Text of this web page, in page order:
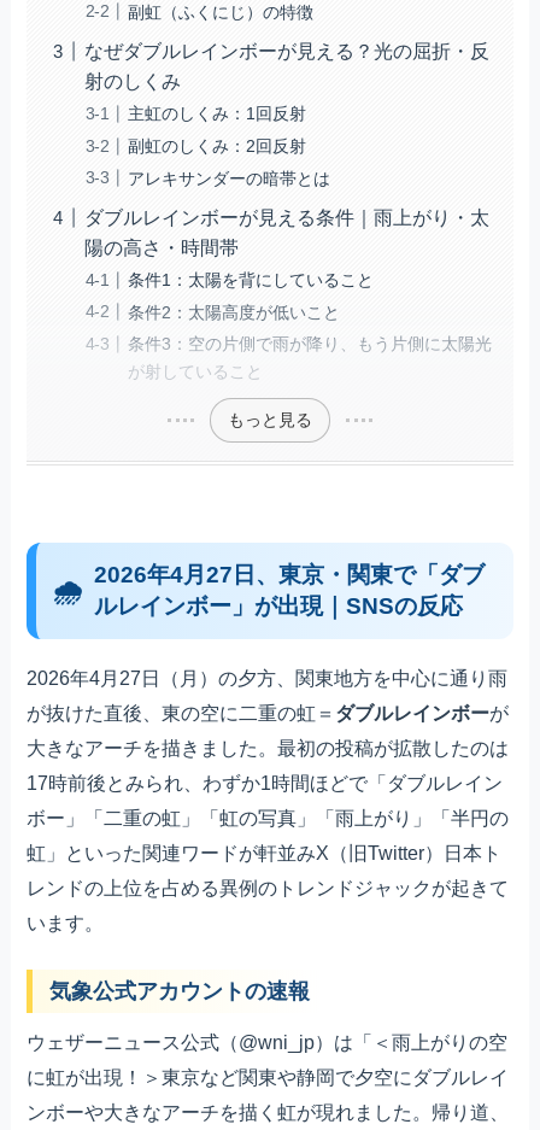
副虹（ふくにじ）の特徴
なぜダブルレインボーが見える？光の屈折・反
射のしくみ
主虹のしくみ：1回反射
副虹のしくみ：2回反射
アレキサンダーの暗帯とは
ダブルレインボーが見える条件｜雨上がり・太
陽の高さ・時間帯
条件1：太陽を背にしていること
条件2：太陽高度が低いこと
条件3：空の片側で雨が降り、もう片側に太陽光
が射していること
もっと見る
2026年4月27日、東京・関東で「ダブ
ルレインボー」が出現｜SNSの反応
2026年4月27日（月）の夕方、関東地方を中心に通り雨
が抜けた直後、東の空に二重の虹＝ ダブルレインボーが
大きなアーチを描きました。最初の投稿が拡散したのは
17時前後とみられ、わずか1時間ほどで「ダブルレイン
ボー」「二重の虹」「虹の写真」「雨上がり」「半円の
虹」といった関連ワードが軒並みX（旧Twitter）日本ト
レンドの上位を占める異例のトレンドジャックが起きて
います。
気象公式アカウントの速報
ウェザーニュース公式（@wni_jp）は「＜雨上がりの空
に虹が出現！＞東京など関東や静岡で夕空にダブルレイ
ンボーや大きなアーチを描く虹が現れました。帰り道、